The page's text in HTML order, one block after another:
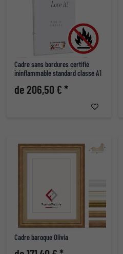
Cadre sans bordures certifié
ininflammable standard classe A1
de 206,50 € *
Cadre baroque Olivia